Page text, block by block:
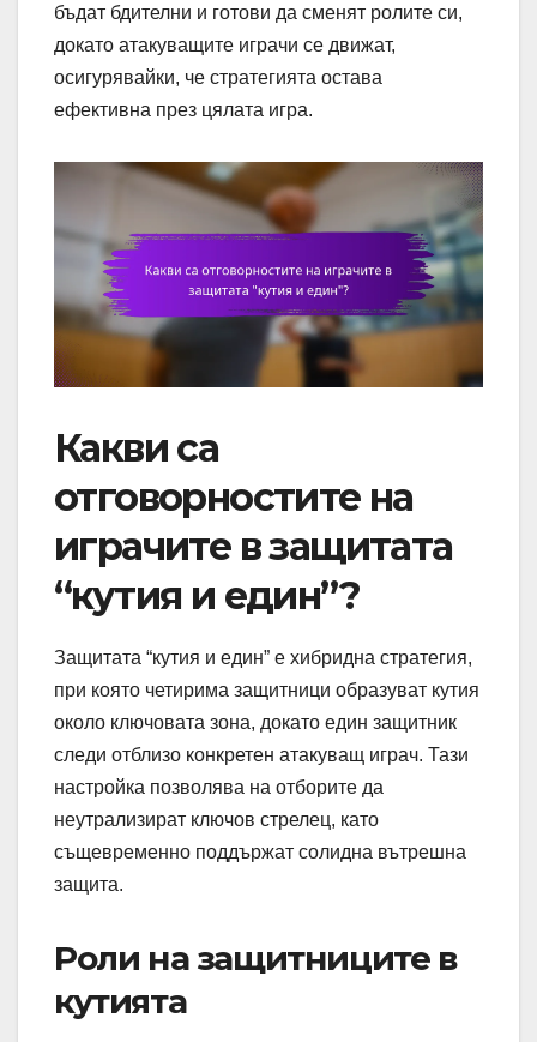
бъдат бдителни и готови да сменят ролите си,
докато атакуващите играчи се движат,
осигурявайки, че стратегията остава
ефективна през цялата игра.
Какви са
отговорностите на
играчите в защитата
“кутия и един”?
Защитата “кутия и един” е хибридна стратегия,
при която четирима защитници образуват кутия
около ключовата зона, докато един защитник
следи отблизо конкретен атакуващ играч. Тази
настройка позволява на отборите да
неутрализират ключов стрелец, като
същевременно поддържат солидна вътрешна
защита.
Роли на защитниците в
кутията